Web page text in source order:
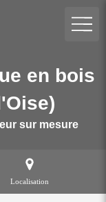
en bois
sur mesure
Localisation